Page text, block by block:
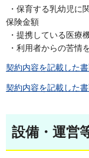
・保育する乳幼児に
保険金額
・提携している医療
・利用者からの苦情
契約内容を記載した
契約内容を記載した
設備・運営